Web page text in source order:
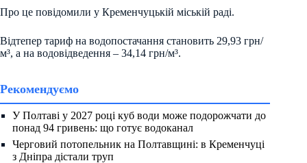
Про це повідомили у Кременчуцькій міській раді.
Відтепер тариф на водопостачання становить 29,93 грн/
м³, а на водовідведення – 34,14 грн/м³.
Рекомендуємо
У Полтаві у 2027 році куб води може подорожчати до
понад 94 гривень: що готує водоканал
Черговий потопельник на Полтавщині: в Кременчуці
з Дніпра дістали труп